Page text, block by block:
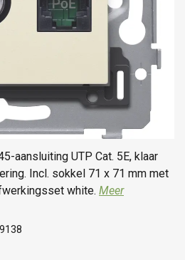
aansluiting UTP Cat. 5E, klaar
Incl. sokkel 71 x 71 mm met
white. Meer